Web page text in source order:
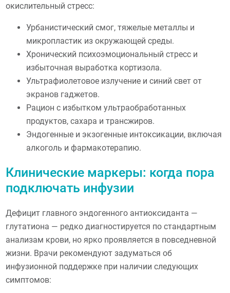
окислительный стресс:
Урбанистический смог, тяжелые металлы и
микропластик из окружающей среды.
Хронический психоэмоциональный стресс и
избыточная выработка кортизола.
Ультрафиолетовое излучение и синий свет от
экранов гаджетов.
Рацион с избытком ультраобработанных
продуктов, сахара и трансжиров.
Эндогенные и экзогенные интоксикации, включая
алкоголь и фармакотерапию.
Клинические маркеры: когда пора
подключать инфузии
Дефицит главного эндогенного антиоксиданта —
глутатиона — редко диагностируется по стандартным
анализам крови, но ярко проявляется в повседневной
жизни. Врачи рекомендуют задуматься об
инфузионной поддержке при наличии следующих
симптомов: